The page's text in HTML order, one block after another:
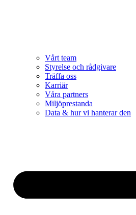
Vårt team
Styrelse och rådgivare
Träffa oss
Karriär
Våra partners
Miljöprestanda
Data & hur vi hanterar den